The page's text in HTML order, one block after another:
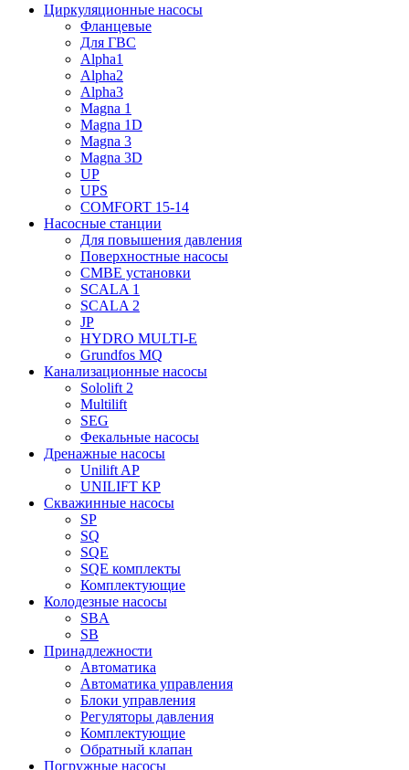
Циркуляционные насосы
Фланцевые
Для ГВС
Alpha1
Alpha2
Alpha3
Magna 1
Magna 1D
Magna 3
Magna 3D
UP
UPS
COMFORT 15-14
Насосные станции
Для повышения давления
Поверхностные насосы
CMBE установки
SCALA 1
SCALA 2
JP
HYDRO MULTI-E
Grundfos MQ
Канализационные насосы
Sololift 2
Multilift
SEG
Фекальные насосы
Дренажные насосы
Unilift AP
UNILIFT KP
Скважинные насосы
SP
SQ
SQE
SQE комплекты
Комплектующие
Колодезные насосы
SBA
SB
Принадлежности
Автоматика
Автоматика управления
Блоки управления
Регуляторы давления
Комплектующие
Обратный клапан
Погружные насосы